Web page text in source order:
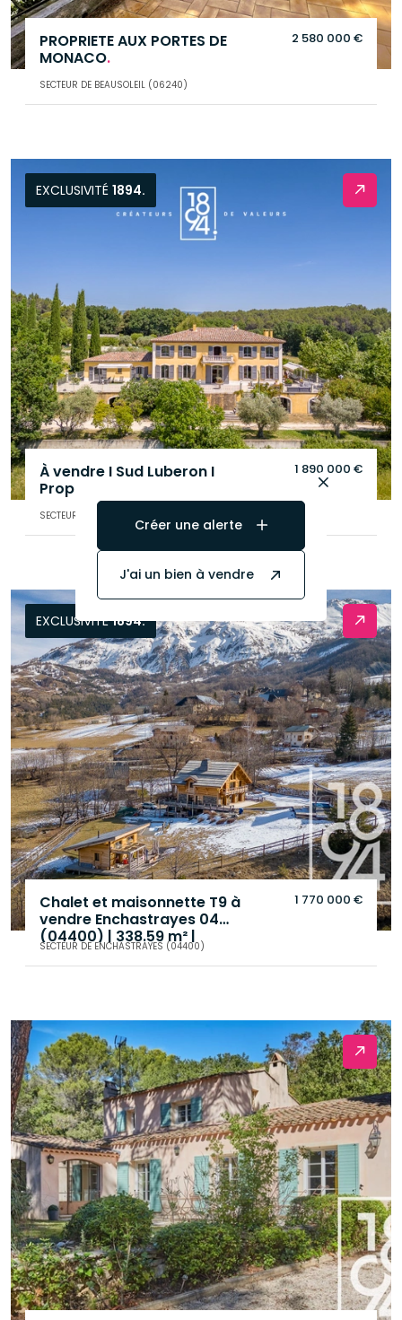
PROPRIETE AUX PORTES DE
MONACO.
SECTEUR DE BEAUSOLEIL (06240)
2 580 000 €
EXCLUSIVITÉ 1894.
À vendre I Sud Luberon I
Propriété I 1060m²
SECTEUR DE CADENET (84160)
1 890 000 €
EXCLUSIVITÉ1894.
Chalet et maisonnette T9 à
vendre Enchastrayes 04
(04400) | 338.59 m² |
terrasses, jardin.
SECTEUR DE ENCHASTRAYES (04400)
1 770 000 €
Créer une alerte
J'ai un bien à vendre